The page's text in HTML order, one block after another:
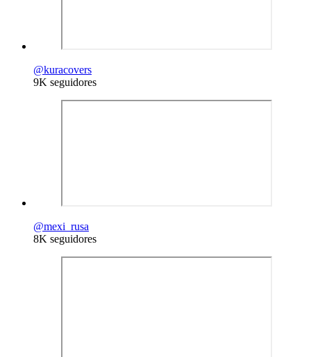
@kuracovers
9K seguidores
@mexi_rusa
8K seguidores